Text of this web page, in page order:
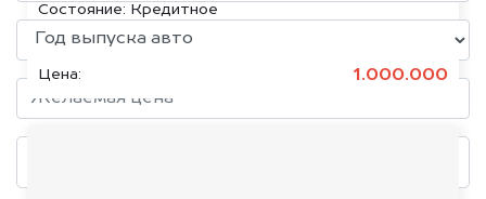
Состояние: Кредитное
Цена: 1.000.000